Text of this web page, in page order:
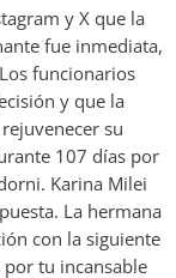
y X que la
fue inmediata,
funcionarios
y que la
su
107 días por
Karina Milei
La hermana
con la siguiente
por tu incansable